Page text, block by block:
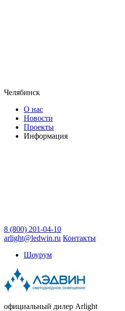
Челябинск
О нас
Новости
Проекты
Информация
8 (800) 201-04-10
arlight@ledwin.ru Контакты
Шоурум
официальный дилер Arlight